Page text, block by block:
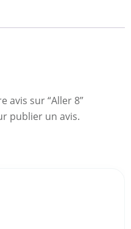
avis sur “Aller 8”
publier un avis.